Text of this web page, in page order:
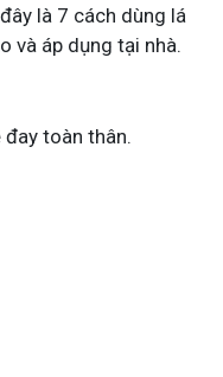
là 7 cách dùng lá
và áp dụng tại nhà.
toàn thân.